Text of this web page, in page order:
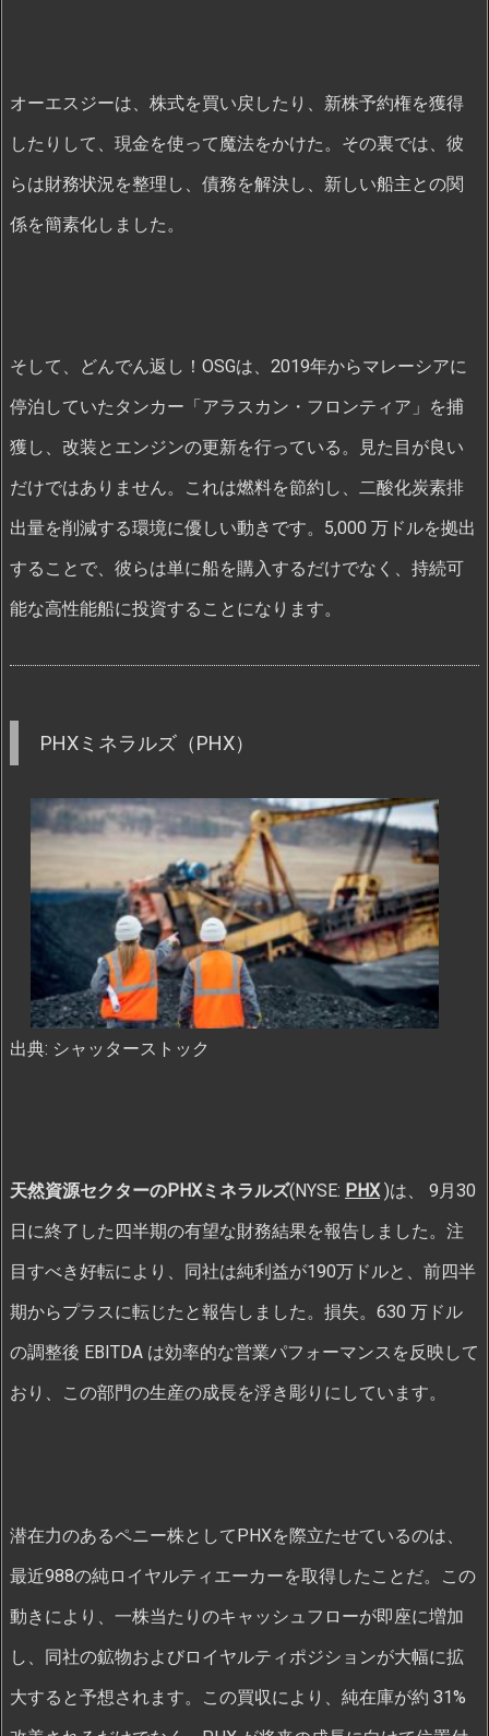
オーエスジーは、株式を買い戻したり、新株予約権を獲得
したりして、現金を使って魔法をかけた。その裏では、彼
らは財務状況を整理し、債務を解決し、新しい船主との関
係を簡素化しました。
そして、どんでん返し！OSGは、2019年からマレーシアに
停泊していたタンカー「アラスカン・フロンティア」を捕
獲し、改装とエンジンの更新を行っている。見た目が良い
だけではありません。これは燃料を節約し、二酸化炭素排
出量を削減する環境に優しい動きです。5,000 万ドルを拠出
することで、彼らは単に船を購入するだけでなく、持続可
能な高性能船に投資することになります。
PHXミネラルズ（PHX）
出典: シャッターストック
天然資源セクターのPHXミネラルズ(NYSE: PHX)は、 9月30
日に終了した四半期の有望な財務結果を報告しました。注
目すべき好転により、同社は純利益が190万ドルと、前四半
期からプラスに転じたと報告しました。損失。630 万ドル
の調整後 EBITDA は効率的な営業パフォーマンスを反映して
おり、この部門の生産の成長を浮き彫りにしています。
潜在力のあるペニー株としてPHXを際立たせているのは、
最近988の純ロイヤルティエーカーを取得したことだ。この
動きにより、一株当たりのキャッシュフローが即座に増加
し、同社の鉱物およびロイヤルティポジションが大幅に拡
大すると予想されます。この買収により、純在庫が約 31%